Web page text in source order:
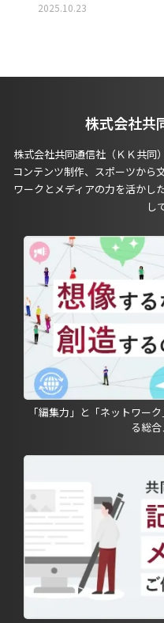
2025.10.23
株式会社共
株式会社共同通信社（ＫＫ共同
コンテンツ制作、スポーツから
ワークとメディアの力を活かし
し
「編集力」と「ネットワー
る総